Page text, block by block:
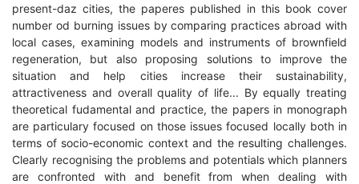
present-daz cities, the paperes published in this book cover
number od burning issues by comparing practices abroad with
local cases, examining models and instruments of brownfield
regeneration, but also proposing solutions to improve the
situation and help cities increase their sustainability,
attractiveness and overall quality of life... By equally treating
theoretical fudamental and practice, the papers in monograph
are particulary focused on those issues focused locally both in
terms of socio-economic context and the resulting challenges.
Clearly recognising the problems and potentials which planners
are confronted with and benefit from when dealing with